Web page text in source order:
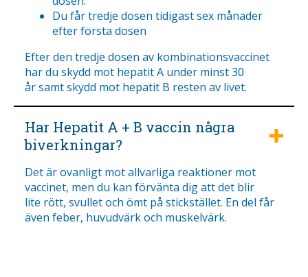
Du får tredje dosen tidigast sex månader
efter första dosen
Efter den tredje dosen av kombinationsvaccinet
har du skydd mot hepatit A under minst 30
år samt skydd mot hepatit B resten av livet.
Har Hepatit A + B vaccin några
biverkningar?
Det är ovanligt mot allvarliga reaktioner mot
vaccinet, men du kan förvänta dig att det blir
lite rött, svullet och ömt på stickstället. En del får
även feber, huvudvärk och muskelvärk.